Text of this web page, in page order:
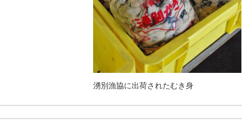
湧別漁協に出荷されたむき身